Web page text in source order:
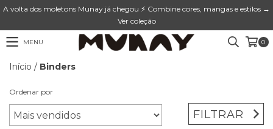
A volta dos moletons Munay já chegou ⚡ Combine cores, mangas e estilos →
Ver coleção
MENU 0
Início / Binders
Ordenar por
FILTRAR